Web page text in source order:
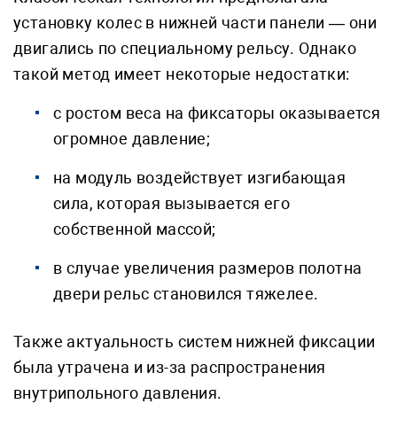
установку колес в нижней части панели — они
двигались по специальному рельсу. Однако
такой метод имеет некоторые недостатки:
с ростом веса на фиксаторы оказывается
огромное давление;
на модуль воздействует изгибающая
сила, которая вызывается его
собственной массой;
в случае увеличения размеров полотна
двери рельс становился тяжелее.
Также актуальность систем нижней фиксации
была утрачена и из-за распространения
внутрипольного давления.